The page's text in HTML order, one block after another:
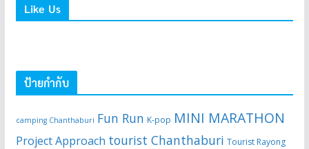
Like Us
ป้ายกำกับ
camping Chanthaburi Fun Run K-pop MINI MARATHON
Project Approach tourist Chanthaburi Tourist Rayong